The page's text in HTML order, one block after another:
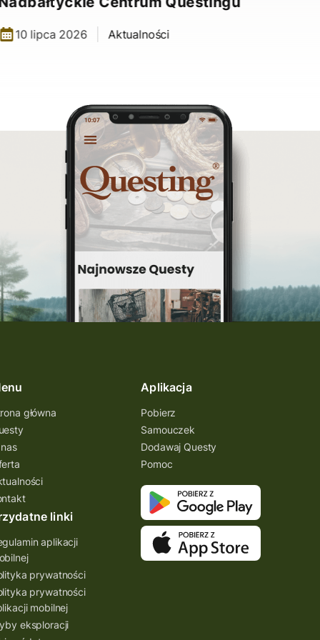
10 lipca 2026 Aktualności
główna
linki
aplikacji
prywatności
prywatności
mobilnej
eksploracji
Aplikacja
Pobierz
Samouczek
Dodawaj Questy
Pomoc